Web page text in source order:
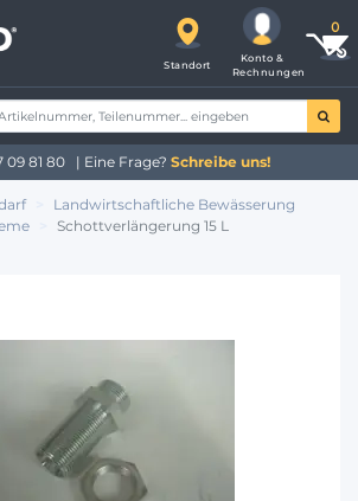
Standort
Konto &
Rechnungen
09 81 80 | Eine Frage? Schreibe uns!
Landwirtschaftliche Bewässerung
Schottverlängerung 15 L